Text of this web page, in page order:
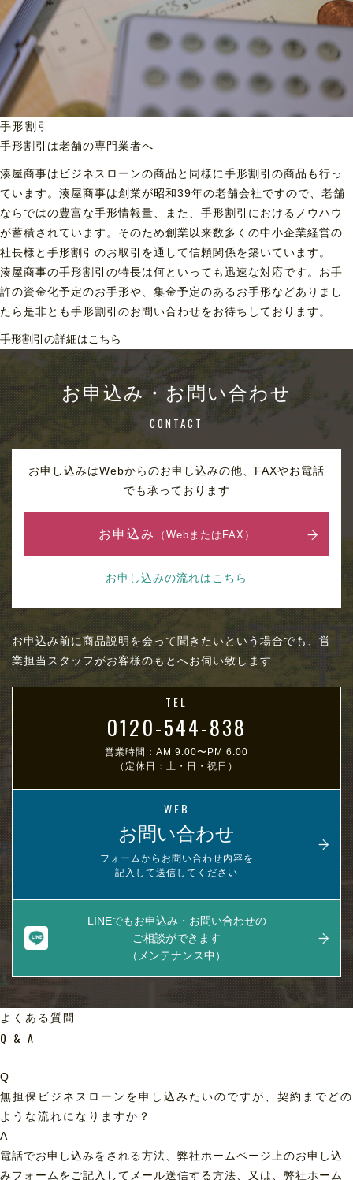
手形割引
手形割引は老舗の専門業者へ
湊屋商事はビジネスローンの商品と同様に手形割引の商品も行っ
ています。湊屋商事は創業が昭和39年の老舗会社ですので、老舗
ならではの豊富な手形情報量、また、手形割引におけるノウハウ
が蓄積されています。そのため創業以来数多くの中小企業経営の
社長様と手形割引のお取引を通して信頼関係を築いています。
湊屋商事の手形割引の特長は何といっても迅速な対応です。お手
許の資金化予定のお手形や、集金予定のあるお手形などありまし
たら是非とも手形割引のお問い合わせをお待ちしております。
手形割引の詳細はこちら
お申込み・お問い合わせ
CONTACT
お申し込みはWebからのお申し込みの他、FAXやお電話
でも承っております
お申込み （WebまたはFAX）
お申し込みの流れはこちら
お申込み前に商品説明を会って聞きたいという場合でも、営
業担当スタッフがお客様のもとへお伺い致します
TEL
0120-544-838
営業時間：AM 9:00〜PM 6:00
（定休日：土・日・祝日）
WEB
お問い合わせ
フォームからお問い合わせ内容を
記入して送信してください
LINEでもお申込み・お問い合わせの
ご相談ができます
（メンテナンス中）
よくある質問
Q & A
Q
無担保ビジネスローンを申し込みたいのですが、契約までどの
ような流れになりますか？
A
電話でお申し込みをされる方法、弊社ホームページ上のお申し込
みフォームをご記入してメール送信する方法、又は、弊社ホーム